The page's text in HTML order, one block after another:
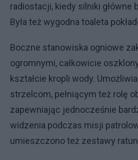
radiostacji, kiedy silniki główne
Była też wygodna toaleta
Boczne stanowiska ogniowe
ogromnymi, całkowicie
kształcie kropli wody.
strzelcom, pełniącym też rolę
zapewniając jednocześnie
widzenia podczas misji
umieszczono też zestawy